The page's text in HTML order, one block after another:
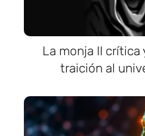
La monja II crítica
traición al